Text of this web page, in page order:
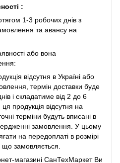
:
1-3 робочих днів з
та авансу на
або вона
відсутня в Україні або
термін доставки буде
і складатиме від 2 до 6
продукція відсутня на
терміни будуть вписані в
замовлення. У цьому
на передоплаті в розмірі
замовляється.
магазині СанТехМаркет Ви